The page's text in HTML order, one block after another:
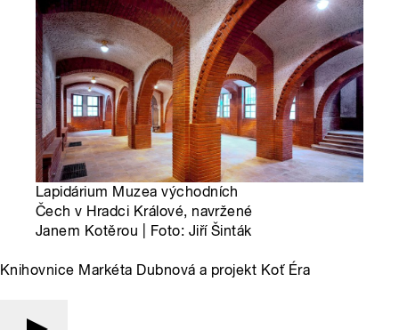
Lapidárium Muzea východních
Čech v Hradci Králové, navržené
Janem Kotěrou | Foto: Jiří Šinták
Knihovnice Markéta Dubnová a projekt Koť Éra